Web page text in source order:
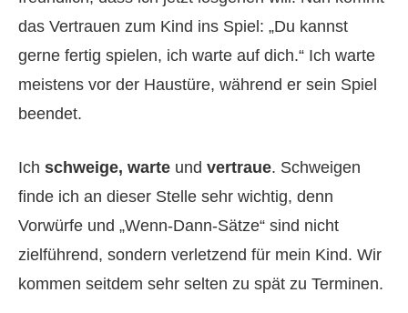
das Vertrauen zum Kind ins Spiel: „Du kannst
gerne fertig spielen, ich warte auf dich.“ Ich warte
meistens vor der Haustüre, während er sein Spiel
beendet.
Ich schweige, warte und vertraue. Schweigen
finde ich an dieser Stelle sehr wichtig, denn
Vorwürfe und „Wenn-Dann-Sätze“ sind nicht
zielführend, sondern verletzend für mein Kind. Wir
kommen seitdem sehr selten zu spät zu Terminen.